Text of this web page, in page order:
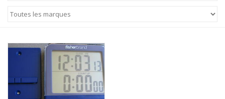
Accessoires